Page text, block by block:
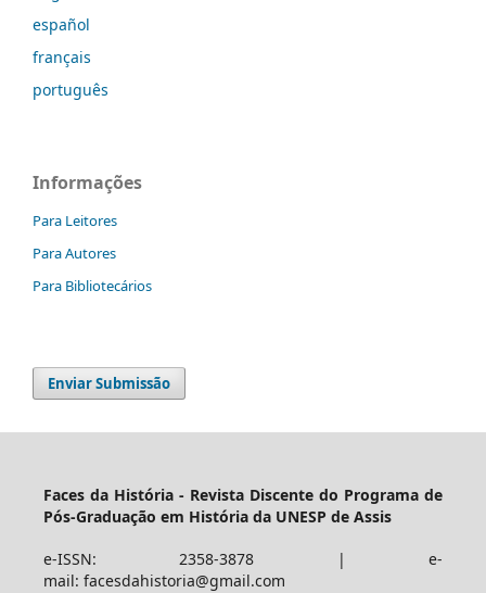
español
français
português
Informações
Para Leitores
Para Autores
Para Bibliotecários
Enviar Submissão
Faces da História - Revista Discente do Programa de
Pós-Graduação em História da UNESP de Assis
e-ISSN: 2358-3878 | e-
mail: facesdahistoria@gmail.com